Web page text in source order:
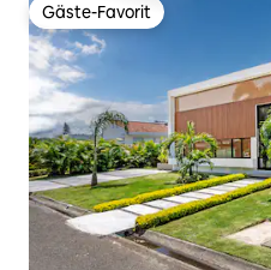
Gäste-Favorit
Gäste-Favorit